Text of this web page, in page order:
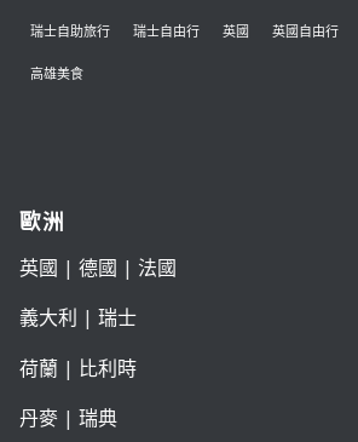
瑞士自助旅行 瑞士自由行 英國 英國自由行
高雄美食
歐洲
英國 | 德國 | 法國
義大利 | 瑞士
荷蘭| 比利時
丹麥| 瑞典